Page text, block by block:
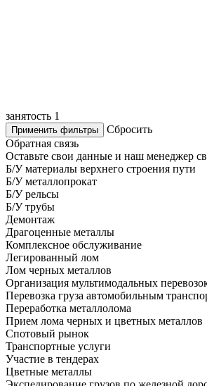
занятость 1
Применить фильтры
Сбросить
Обратная связь
Оставьте свои данные и наш менеджер
Б/У материалы верхнего строения пути
Б/У металлопрокат
Б/У рельсы
Б/У трубы
Демонтаж
Драгоценные металлы
Комплексное обслуживание
Легированный лом
Лом черных металлов
Организация мультимодальных
Перевозка груза автомобильным
Переработка металлолома
Прием лома черных и цветных металлов
Спотовый рынок
Транспортные услуги
Участие в тендерах
Цветные металлы